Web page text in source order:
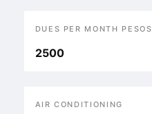
DUES PER MONTH PESOS
2500
AIR CONDITIONING